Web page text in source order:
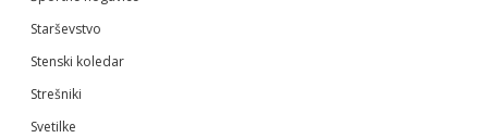
Starševstvo
Stenski koledar
Strešniki
Svetilke